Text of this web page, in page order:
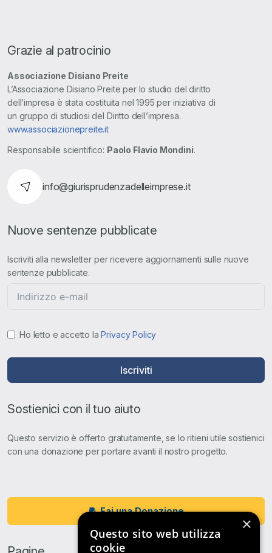
Grazie al patrocinio
Associazione Disiano Preite
L’Associazione Disiano Preite per lo studio del diritto
dell’impresa è stata costituita nel 1995 per iniziativa di
un gruppo di studiosi del Diritto dell’impresa.
www.associazionepreite.it
Responsabile scientifico: Paolo Flavio Mondini.
info@giurisprudenzadelleimprese.it
Nuove sentenze pubblicate
Iscriviti alla newsletter per ricevere aggiornamenti sulle nuove
sentenze pubblicate.
Ho letto e accetto laPrivacy Policy
Iscriviti
Sostienici con il tuo aiuto
Questo servizio è offerto gratuitamente, se lo ritieni utile sostienici
con una donazione per portare avanti il nostro progetto.
Fai una Donazione
×
Questo sito web utilizza
cookie